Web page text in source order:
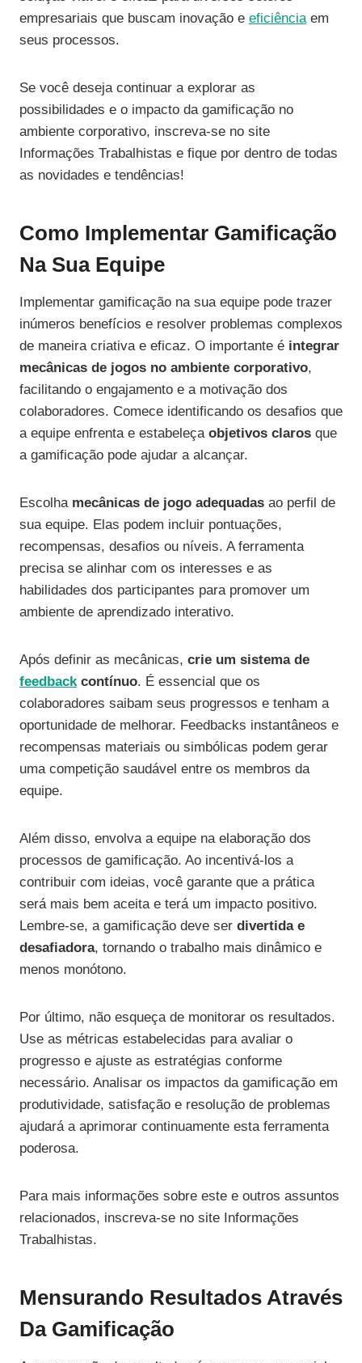
empresariais que buscam inovação e eficiênciaem
seus processos.
Se você deseja continuar a explorar as
possibilidades e o impacto da gamificação no
ambiente corporativo, inscreva-se no site
Informações Trabalhistas e fique por dentro de todas
as novidades e tendências!
Como Implementar Gamificação
Na Sua Equipe
Implementar gamificação na sua equipe pode trazer
inúmeros benefícios e resolver problemas complexos
de maneira criativa e eficaz. O importante é integrar
mecânicas de jogos no ambiente corporativo,
facilitando o engajamento e a motivação dos
colaboradores. Comece identificando os desafios que
a equipe enfrenta e estabeleça objetivos claros que
a gamificação pode ajudar a alcançar.
Escolha mecânicas de jogo adequadas ao perfil de
sua equipe. Elas podem incluir pontuações,
recompensas, desafios ou níveis. A ferramenta
precisa se alinhar com os interesses e as
habilidades dos participantes para promover um
ambiente de aprendizado interativo.
Após definir as mecânicas, crie um sistema de
feedbackcontínuo. É essencial que os
colaboradores saibam seus progressos e tenham a
oportunidade de melhorar. Feedbacks instantâneos e
recompensas materiais ou simbólicas podem gerar
uma competição saudável entre os membros da
equipe.
Além disso, envolva a equipe na elaboração dos
processos de gamificação. Ao incentivá-los a
contribuir com ideias, você garante que a prática
será mais bem aceita e terá um impacto positivo.
Lembre-se, a gamificação deve ser divertida e
desafiadora, tornando o trabalho mais dinâmico e
menos monótono.
Por último, não esqueça de monitorar os resultados.
Use as métricas estabelecidas para avaliar o
progresso e ajuste as estratégias conforme
necessário. Analisar os impactos da gamificação em
produtividade, satisfação e resolução de problemas
ajudará a aprimorar continuamente esta ferramenta
poderosa.
Para mais informações sobre este e outros assuntos
relacionados, inscreva-se no site Informações
Trabalhistas.
Mensurando Resultados Através
Da Gamificação